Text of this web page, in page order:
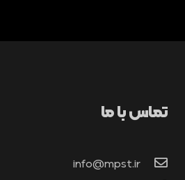
تماس با ما
info@mpst.ir